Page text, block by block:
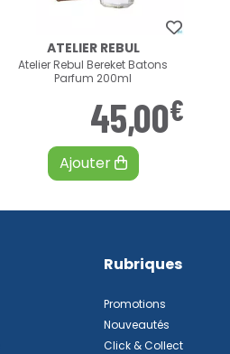
ATELIER REBUL
Atelier Rebul Bereket Batons
Parfum 200ml
45,00€
Ajouter
Rubriques
Promotions
Nouveautés
Click & Collect